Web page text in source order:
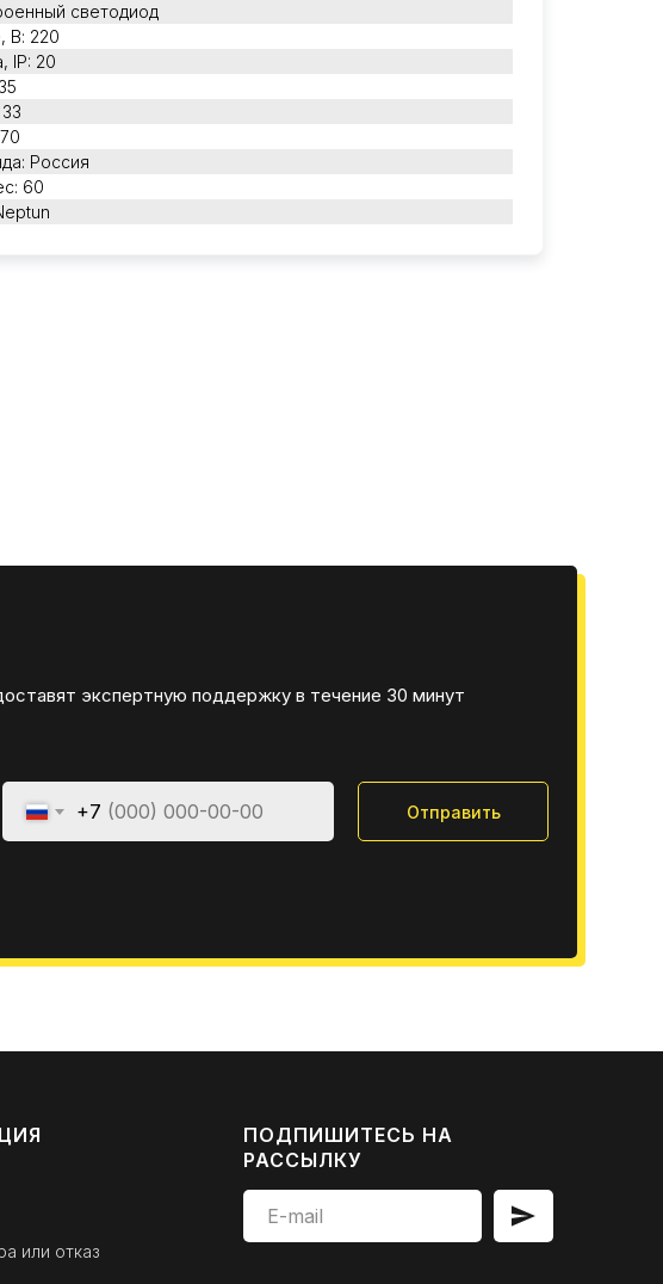
светодиод
В: 220
IP: 20
Россия
60
+7 Отправить
экспертную поддержку в течение 30 минут
или отказ
ПОДПИШИТЕСЬ НА
РАССЫЛКУ